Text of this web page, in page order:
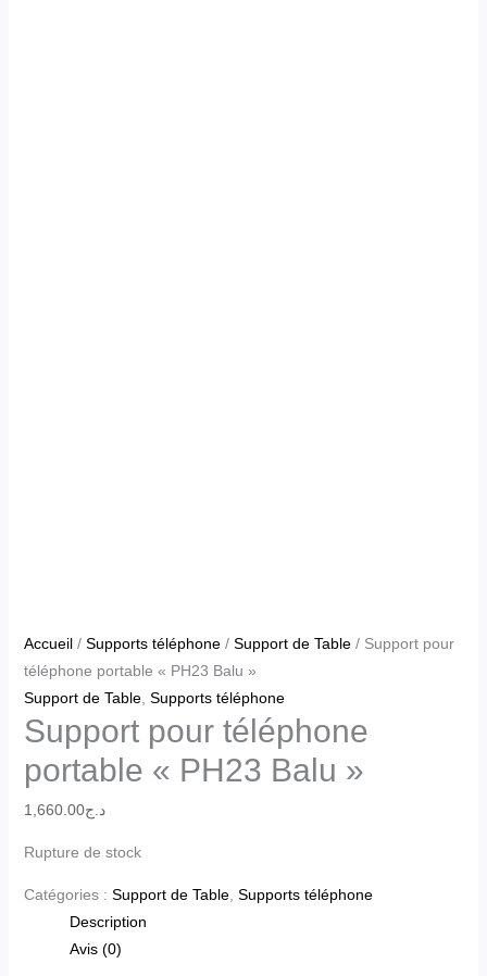
Accueil/ Supports téléphone/ Support de Table/ Support pour
téléphone portable « PH23 Balu »
Support de Table, Supports téléphone
Support pour téléphone
portable « PH23 Balu »
د.ج1,660.00
Rupture de stock
Catégories : Support de Table, Supports téléphone
Description
Avis (0)